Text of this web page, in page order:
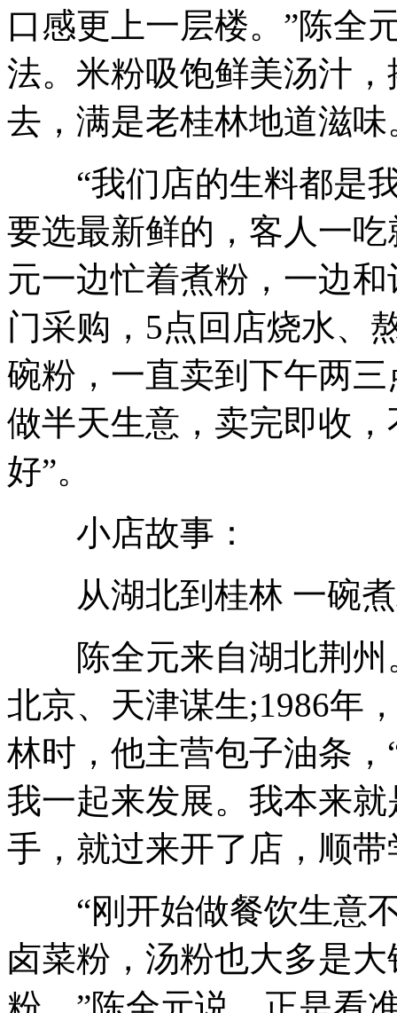
口感更上一层楼。”陈全
法。米粉吸饱鲜美汤汁
去，满是老桂林地道滋味
“我们店的生料都是我
要选最新鲜的，客人一
元一边忙着煮粉，一边
门采购，5点回店烧水、
碗粉，一直卖到下午两
做半天生意，卖完即收
好”。
小店故事：
从湖北到桂林 一碗煮
陈全元来自湖北荆州
北京、天津谋生;1986年
林时，他主营包子油条
我一起来发展。我本来
手，就过来开了店，顺
“刚开始做餐饮生意不
卤菜粉，汤粉也大多是